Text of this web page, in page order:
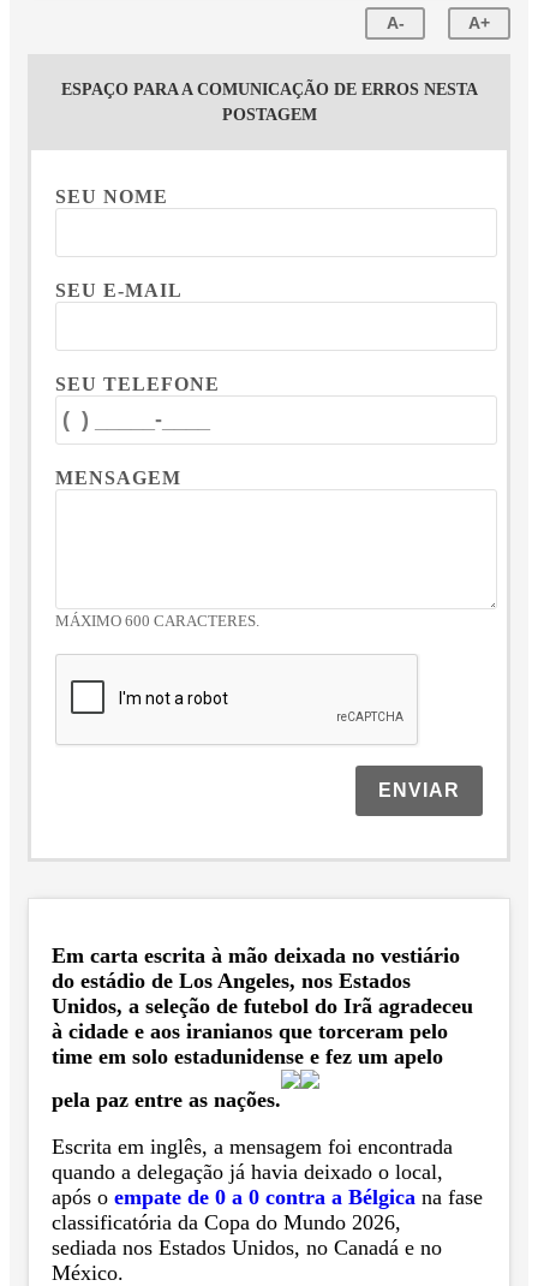
A- A+
ESPAÇO PARA A COMUNICAÇÃO DE ERROS NESTA
POSTAGEM
SEU NOME
SEU E-MAIL
SEU TELEFONE
MENSAGEM
MÁXIMO 600 CARACTERES.
ENVIAR
Em carta escrita à mão deixada no vestiário
do estádio de Los Angeles, nos Estados
Unidos, a seleção de futebol do Irã agradeceu
à cidade e aos iranianos que torceram pelo
time em solo estadunidense e fez um apelo
pela paz entre as nações.
Escrita em inglês, a mensagem foi encontrada
quando a delegação já havia deixado o local,
após o empate de 0 a 0 contra a Bélgica na fase
classificatória da Copa do Mundo 2026,
sediada nos Estados Unidos, no Canadá e no
México.